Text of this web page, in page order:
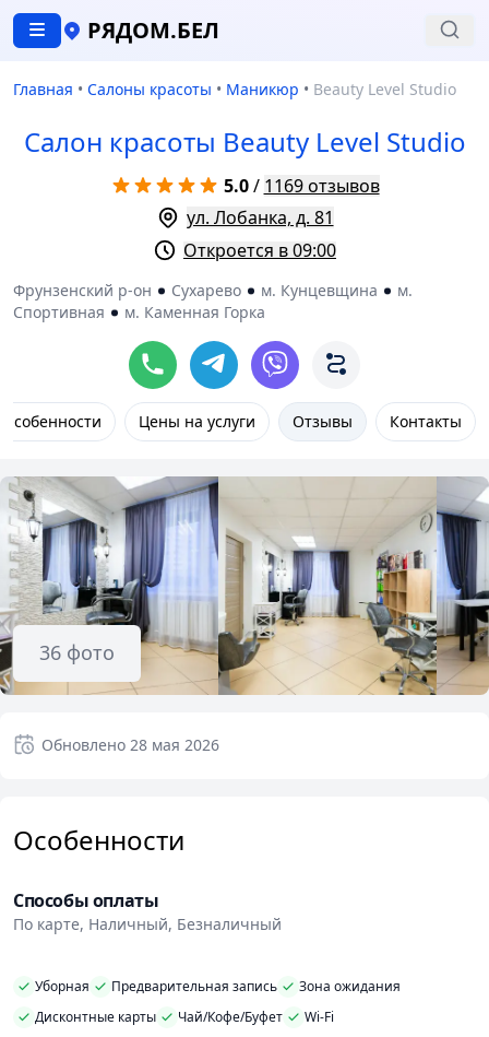
РЯДОМ.БЕЛ
Главная • Салоны красоты • Маникюр • Beauty Level Studio
Салон красоты Beauty Level Studio
5.0/ 1169 отзывов
ул. Лобанка, д. 81
Откроется в 09:00
Фрунзенский р-он Сухарево м. Кунцевщина
м.
Спортивная
м. Каменная Горка
Особенности Цены на услуги Отзывы Контакты
36 фото
Обновлено 28 мая 2026
Особенности
Способы оплаты
По карте, Наличный, Безналичный
Уборная Предварительная запись
Зона ожидания
Дисконтные карты
Чай/Кофе/Буфет
Wi-Fi